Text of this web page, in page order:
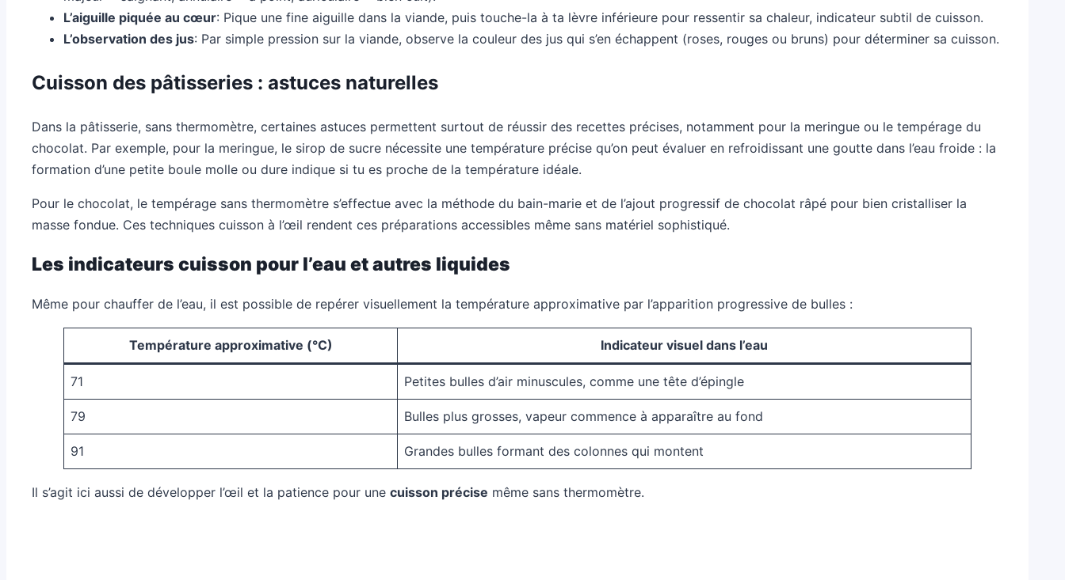
L’aiguille piquée au cœur: Pique une fine aiguille dans la viande, puis touche-la à ta lèvre inférieure pour ressentir sa chaleur, indicateur subtil de cuisson.
L’observation des jus: Par simple pression sur la viande, observe la couleur des jus qui s’en échappent (roses, rouges ou bruns) pour déterminer sa cuisson.
Cuisson des pâtisseries : astuces naturelles
Dans la pâtisserie, sans thermomètre, certaines astuces permettent surtout de réussir des recettes précises, notamment pour la meringue ou le tempérage du
chocolat. Par exemple, pour la meringue, le sirop de sucre nécessite une température précise qu’on peut évaluer en refroidissant une goutte dans l’eau froide : la
formation d’une petite boule molle ou dure indique si tu es proche de la température idéale.
Pour le chocolat, le tempérage sans thermomètre s’effectue avec la méthode du bain-marie et de l’ajout progressif de chocolat râpé pour bien cristalliser la
masse fondue. Ces techniques cuisson à l’œil rendent ces préparations accessibles même sans matériel sophistiqué.
Les indicateurs cuisson pour l’eau et autres liquides
Même pour chauffer de l’eau, il est possible de repérer visuellement la température approximative par l’apparition progressive de bulles :
Température approximative (°C) Indicateur visuel dans l’eau
71 Petites bulles d’air minuscules, comme une tête d’épingle
79 Bulles plus grosses, vapeur commence à apparaître au fond
91 Grandes bulles formant des colonnes qui montent
Il s’agit ici aussi de développer l’œil et la patience pour une cuisson précise même sans thermomètre.